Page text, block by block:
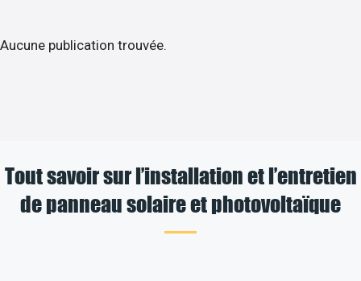
Aucune publication trouvée.
Tout savoir sur l’installation et l’entretien
de panneau solaire et photovoltaïque